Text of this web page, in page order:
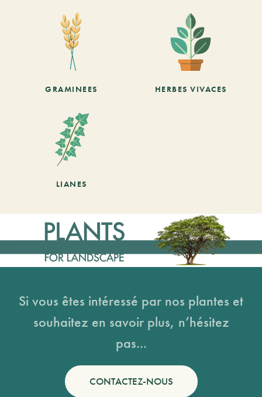
GRAMINEES HERBES VIVACES
LIANES
Si vous êtes intéressé par nos plantes et
souhaitez en savoir plus, n’hésitez
pas...
CONTACTEZ-NOUS